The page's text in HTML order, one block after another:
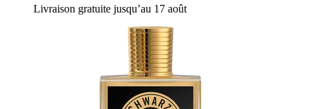
Livraison gratuite jusqu’au 17 août